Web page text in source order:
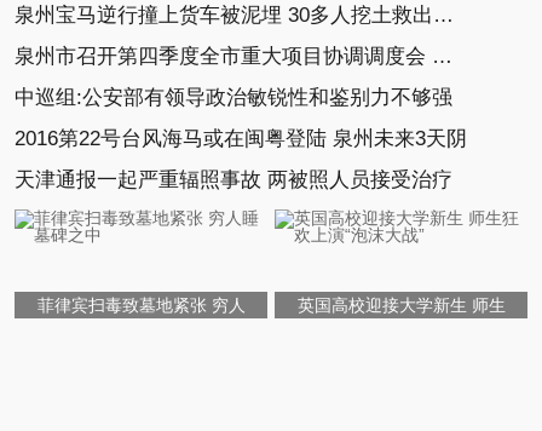
泉州宝马逆行撞上货车被泥埋 30多人挖土救出小车
泉州市召开第四季度全市重大项目协调调度会 康涛
中巡组:公安部有领导政治敏锐性和鉴别力不够强
2016第22号台风海马或在闽粤登陆 泉州未来3天阴
天津通报一起严重辐照事故 两被照人员接受治疗
菲律宾扫毒致墓地紧张 穷人 英国高校迎接大学新生 师生